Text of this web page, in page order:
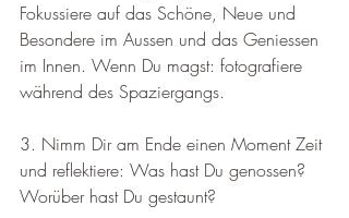
Fokussiere auf das Schöne, Neue und
Besondere im Aussen und das Geniessen
im Innen. Wenn Du magst: fotografiere
während des Spaziergangs.
3. Nimm Dir am Ende einen Moment Zeit
und reflektiere: Was hast Du genossen?
Worüber hast Du gestaunt?